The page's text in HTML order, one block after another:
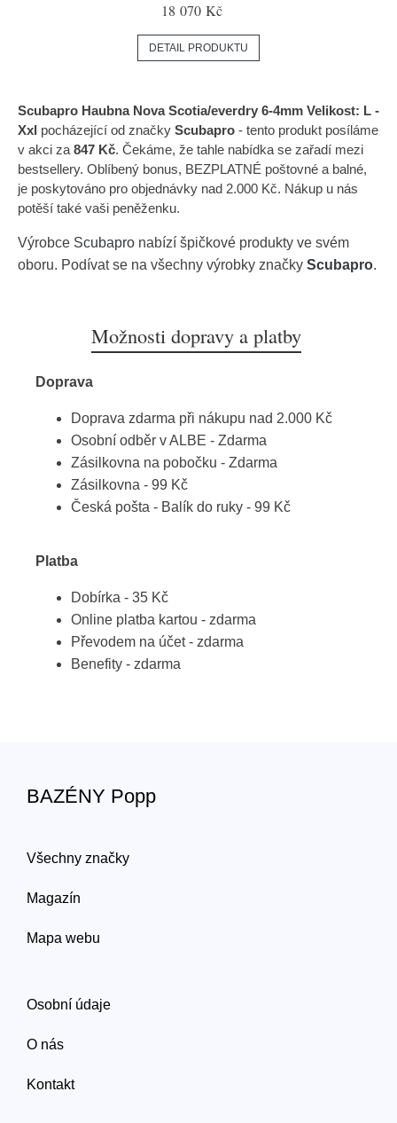
18 070 Kč
DETAIL PRODUKTU
Scubapro Haubna Nova Scotia/everdry 6-4mm Velikost: L -
Xxl pocházející od značky Scubapro - tento produkt posíláme
v akci za 847 Kč. Čekáme, že tahle nabídka se zařadí mezi
bestsellery. Oblíbený bonus, BEZPLATNÉ poštovné a balné,
je poskytováno pro objednávky nad 2.000 Kč. Nákup u nás
potěší také vaši peněženku.
Výrobce Scubapro nabízí špičkové produkty ve svém
oboru. Podívat se na všechny výrobky značky Scubapro.
Možnosti dopravy a platby
Doprava
Doprava zdarma při nákupu nad 2.000 Kč
Osobní odběr v ALBE - Zdarma
Zásilkovna na pobočku - Zdarma
Zásilkovna - 99 Kč
Česká pošta - Balík do ruky - 99 Kč
Platba
Dobírka - 35 Kč
Online platba kartou - zdarma
Převodem na účet - zdarma
Benefity - zdarma
BAZÉNY Popp
Všechny značky
Magazín
Mapa webu
Osobní údaje
O nás
Kontakt